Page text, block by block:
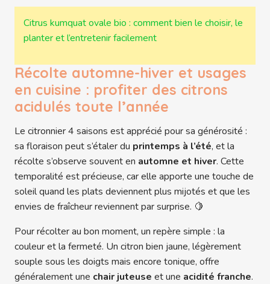
Citrus kumquat ovale bio : comment bien le choisir, le
planter et l’entretenir facilement
Récolte automne-hiver et usages
en cuisine : profiter des citrons
acidulés toute l’année
Le citronnier 4 saisons est apprécié pour sa générosité :
sa floraison peut s’étaler du printemps à l’été, et la
récolte s’observe souvent en automne et hiver. Cette
temporalité est précieuse, car elle apporte une touche de
soleil quand les plats deviennent plus mijotés et que les
envies de fraîcheur reviennent par surprise. 🍋
Pour récolter au bon moment, un repère simple : la
couleur et la fermeté. Un citron bien jaune, légèrement
souple sous les doigts mais encore tonique, offre
généralement une chair juteuse et une acidité franche.